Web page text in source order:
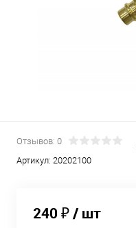
Отзывов: 0
Артикул: 20202100
240 ₽/ шт